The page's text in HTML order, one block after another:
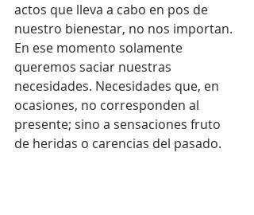
actos que lleva a cabo en pos de
nuestro bienestar, no nos importan.
En ese momento solamente
queremos saciar nuestras
necesidades. Necesidades que, en
ocasiones, no corresponden al
presente; sino a sensaciones fruto
de heridas o carencias del pasado.